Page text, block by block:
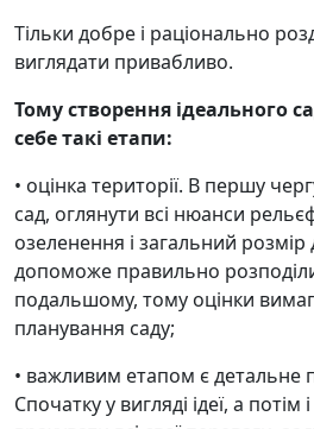
Тільки добре і раціонально
виглядати привабливо.
Тому створення ідеального
себе такі етапи:
• оцінка території. В першу
сад, оглянути всі нюанси
озеленення і загальний розмір
допоможе правильно
подальшому, тому оцінки
планування саду;
• важливим етапом є детальне
Спочатку у вигляді ідеї, а потім